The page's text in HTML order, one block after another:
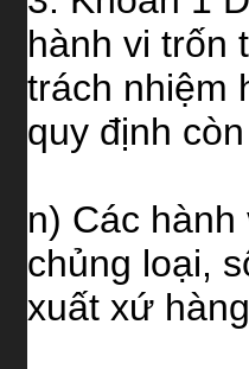
hành vi trốn
trách nhiệm
quy định
n) Các
chủng loại,
xuất xứ